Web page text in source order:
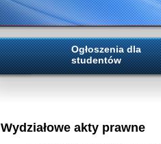
Ogłoszenia dla
studentów
Wydziałowe akty prawne